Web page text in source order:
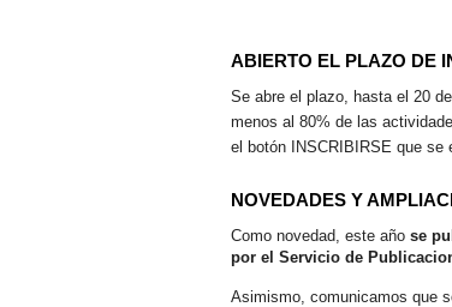
ABIERTO EL PLAZO DE
Se abre el plazo, hasta el 20
menos al 80% de las
el botón INSCRIBIRSE que se
NOVEDADES Y
Como novedad, este año se
por el Servicio de
Asimismo, comunicamos que